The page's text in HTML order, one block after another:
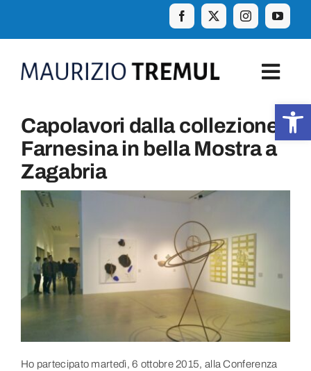
content
Home
Biografia
Curiosità e aforismi
Link utili
Contatti
Capolavori dalla collezione
Farnesina in bella Mostra a
Zagabria
Ho partecipato martedì, 6 ottobre 2015, alla Conferenza